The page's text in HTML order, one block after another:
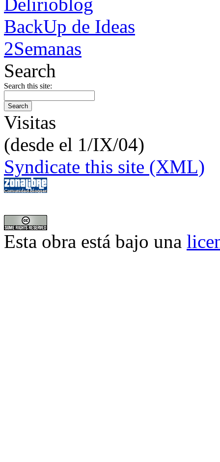
BackUp de Ideas
2Semanas
Search
Search this site:
Visitas
(desde el 1/IX/04)
Syndicate this site (XML)
Esta obra está bajo una